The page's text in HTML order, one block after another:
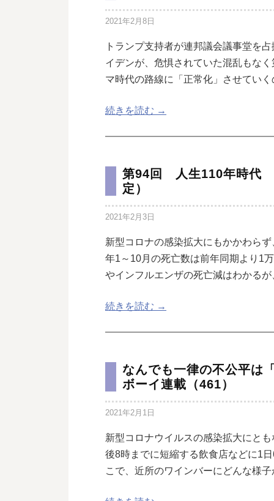
2021年2月8日
トランプ支持者が連邦議会議事堂を
イデンが、危惧されていた混乱もな
マ時代の路線に「正常化」させてい
続きを読む →
第94回 人生110年時代
定）
2021年2月3日
新型コロナの感染拡大にもかかわら
年1～10月の死亡数は前年同期より1
やインフルエンザの死亡減はわかる
続きを読む →
なんでも一律の不公平は
ボーイ連載（461）
2021年2月1日
新型コロナウイルスの感染拡大にと
後8時までに短縮する飲食店などに1
こで、近所のワインバーにどんな様